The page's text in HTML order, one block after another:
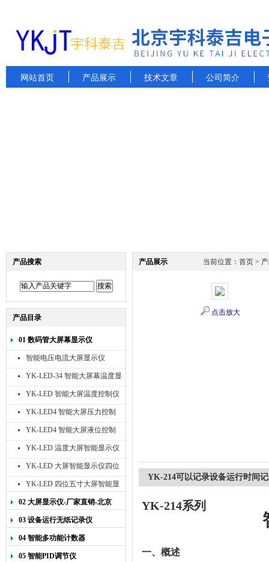
网站首页 产品展示 技术文章 公司简介
产品搜索
产品目录
01 数码管大屏幕显示仪
智能电压电流大屏显示仪
YK-LED-34 智能大屏幕温度显
示仪
YK-LED 智能大屏温度控制仪
YK-LED4 智能大屏压力控制
仪
YK-LED4 智能大屏液位控制
仪
YK-LED 温度大屏智能显示仪
四位十寸
YK-LED 大屏智能显示仪四位
八寸
YK-LED 四位五寸大屏智能显
示仪
02 大屏显示仪-厂家直销-北京
宇科泰吉
03 设备运行无纸记录仪
04 智能多功能计数器
05 智能PID调节仪
产品展示 当前位置： 首页 >
点击放大
YK-214可以记录设备运行时间
YK-214系列
一、概述